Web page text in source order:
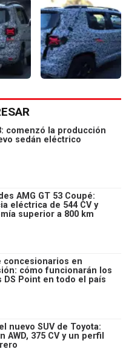
comenzó la producción
sedán eléctrico
AMG GT 53 Coupé:
eléctrica de 544 CV y
superior a 800 km
concesionarios en
cómo funcionarán los
DS Point en todo el país
nuevo SUV de Toyota:
AWD, 375 CV y un perfil